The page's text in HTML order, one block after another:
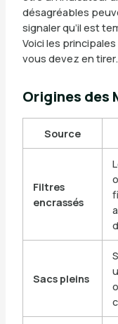
désagréables
signaler qu’il est
Voici les
vous devez en tirer.
Origines des
Source
Filtres
encrassés
Sacs pleins